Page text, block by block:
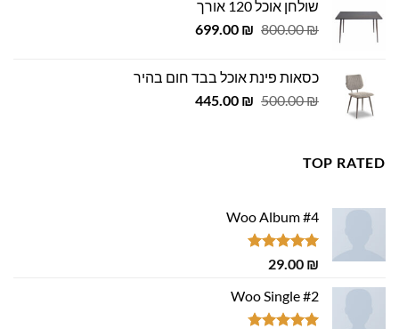
500.00 ₪.שולחן אוכל 120 אורך
800.00₪
המחיר
800.00 ₪.
699.00 ₪
המחיר
699.00 ₪.
כסאות פינת אוכל בבד חום בהיר
500.00₪
המחיר
445.00 ₪
המחיר
TOP RATED
Woo Album #4
דורג5.00
29.00 ₪
Woo Single #2